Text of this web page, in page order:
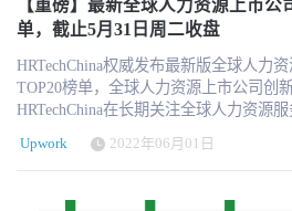
界经济论坛的《2023 年未来就业报告
多数技术对就业的影响预计将是净正面的。 这是从登录的客户
中提取的数据。 这是从登录的客户搜索中提取的数据。我们还可以
从在我们网站上进行搜索的注销访客那里看
登录客户搜索中提取的数据。我们可以
的搜索量很大（10k+），因此很难在短
变化，因为该领域有许多新兴技术。我
季度和第二季度之间的增长率为 54%。 利用谷歌趋势数据，我们发
务。 6.多元化工人变得更加普遍：17%
化，这意味着他们从传统就业和自由职
源，比2021年增加了三个百分点。 7.自
的人群中继续增长：26% 的美国自由职
2021 年的 20%。 自由职业者的增长 自由职业者整体在2022年继续
增长。与去年相比，今年又增加了约3%
的自由职业，总共约有6000万美国人或
【重磅】最新全球人力资源上市
单，截止5月31日周二收盘
HRTechChina权威发布最新版全球人力
TOP20榜单，全球人力资源上市公司创
HRTechChina在长期关注全球人力资源
单以5月最后一个交易日（5月31日周二
为基准，更多可以看榜单和后续解读。 关于创新品牌榜单评选核心
基于以下几个方面： 对于中国HR科技及服务行业具有极大参考和标
Upwork 2022年06月01日